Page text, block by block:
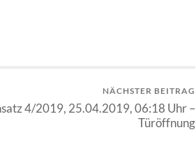
NÄCHSTER BEITRAG
4/2019, 25.04.2019, 06:18 Uhr –
Türöffnung